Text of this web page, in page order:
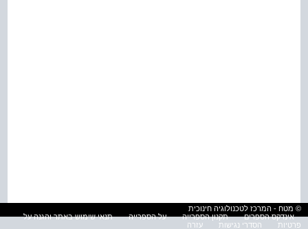
© מטח - המרכז לטכנולוגיה חינוכית
אינדקס הספרים
תקנון הספרייה על הספרייה
תנאי שימוש באתר והגנה על
פרטיות
הסדרי נגישות עזרה